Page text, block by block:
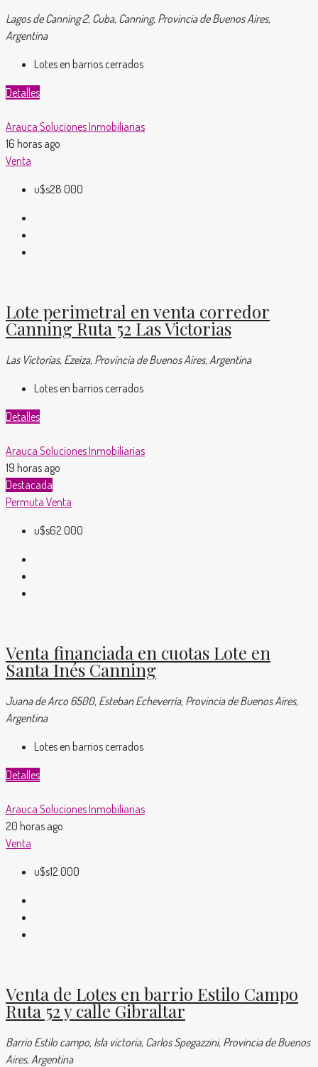
Lagos de Canning 2, Cuba, Canning, Provincia de Buenos Aires,
Argentina
Lotes en barrios cerrados
Detalles
Arauca Soluciones Inmobiliarias
16 horas ago
Venta
u$s28.000
Lote perimetral en venta corredor
Canning Ruta 52 Las Victorias
Las Victorias, Ezeiza, Provincia de Buenos Aires, Argentina
Lotes en barrios cerrados
Detalles
Arauca Soluciones Inmobiliarias
19 horas ago
Destacada
Permuta Venta
u$s62.000
Venta financiada en cuotas Lote en
Santa Inés Canning
Juana de Arco 6500, Esteban Echeverría, Provincia de Buenos Aires,
Argentina
Lotes en barrios cerrados
Detalles
Arauca Soluciones Inmobiliarias
20 horas ago
Venta
u$s12.000
Venta de Lotes en barrio Estilo Campo
Ruta 52 y calle Gibraltar
Barrio Estilo campo, Isla victoria, Carlos Spegazzini, Provincia de Buenos
Aires, Argentina